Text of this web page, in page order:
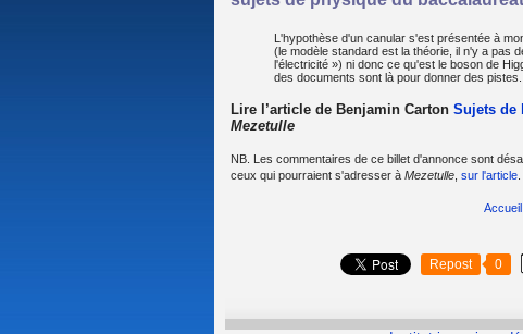
L'hypothèse d'un canular s'est présentée à
(le modèle standard est la théorie, il n'y a pas
l'électricité ») ni donc ce qu'est le boson de
des documents sont là pour donner des pistes.
Lire l’article de Benjamin Carton Sujets de
Mezetulle
NB. Les commentaires de ce billet d'annonce sont
ceux qui pourraient s'adresser à Mezetulle sur l'article
Accueil
Repost 0